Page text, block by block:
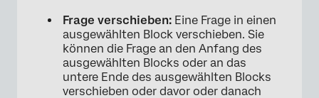
Frage verschieben: Eine Frage in einen
ausgewählten Block verschieben. Sie
können die Frage an den Anfang des
ausgewählten Blocks oder an das
untere Ende des ausgewählten Blocks
verschieben oder davor oder danach